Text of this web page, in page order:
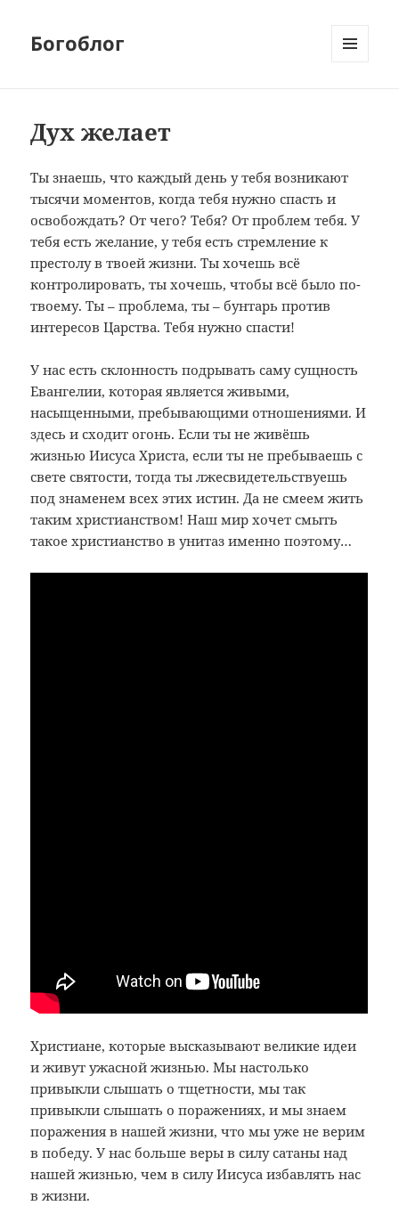
Богоблог
Дух желает
Ты знаешь, что каждый день у тебя возникают
тысячи моментов, когда тебя нужно спасть и
освобождать? От чего? Тебя? От проблем тебя. У
тебя есть желание, у тебя есть стремление к
престолу в твоей жизни. Ты хочешь всё
контролировать, ты хочешь, чтобы всё было по-
твоему. Ты – проблема, ты – бунтарь против
интересов Царства. Тебя нужно спасти!
У нас есть склонность подрывать саму сущность
Евангелии, которая является живыми,
насыщенными, пребывающими отношениями. И
здесь и сходит огонь. Если ты не живёшь
жизнью Иисуса Христа, если ты не пребываешь с
свете святости, тогда ты лжесвидетельствуешь
под знаменем всех этих истин. Да не смеем жить
таким христианством! Наш мир хочет смыть
такое христианство в унитаз именно поэтому…
Христиане, которые высказывают великие идеи
и живут ужасной жизнью. Мы настолько
привыкли слышать о тщетности, мы так
привыкли слышать о поражениях, и мы знаем
поражения в нашей жизни, что мы уже не верим
в победу. У нас больше веры в силу сатаны над
нашей жизнью, чем в силу Иисуса избавлять нас
в жизни.